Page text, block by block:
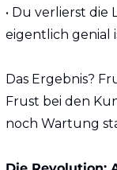
• Du verlierst die
eigentlich genial
Das Ergebnis?
Frust bei den
noch Wartung